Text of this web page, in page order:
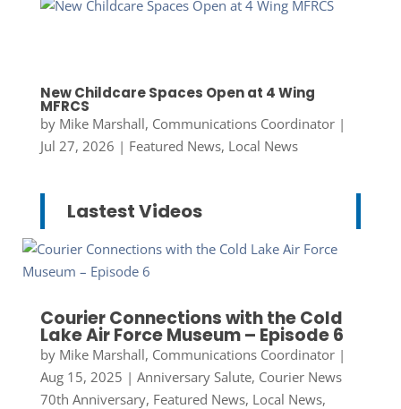
New Childcare Spaces Open at 4 Wing
MFRCS
by Mike Marshall, Communications Coordinator|
Jul 27, 2026 | Featured News, Local News
Lastest Videos
Courier Connections with the Cold
Lake Air Force Museum – Episode 6
by Mike Marshall, Communications Coordinator|
Aug 15, 2025 | Anniversary Salute, Courier News
70th Anniversary, Featured News, Local News,